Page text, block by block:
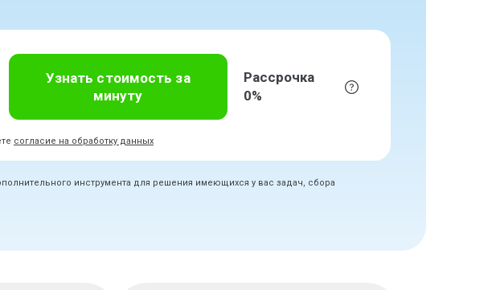
Узнать стоимость за
минуту
Рассрочка
0%
согласие на обработку данных
инструмента для решения имеющихся у вас задач, сбора